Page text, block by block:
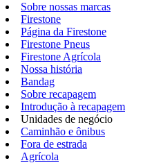
Sobre nossas marcas
Firestone
Página da Firestone
Firestone Pneus
Firestone Agrícola
Nossa história
Bandag
Sobre recapagem
Introdução à recapagem
Unidades de negócio
Caminhão e ônibus
Fora de estrada
Agrícola